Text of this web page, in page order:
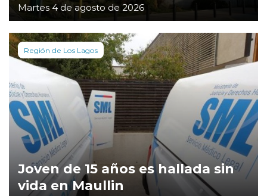
Martes 4 de agosto de 2026
Región de Los Lagos
Joven de 15 años es hallada sin
vida en Maullin